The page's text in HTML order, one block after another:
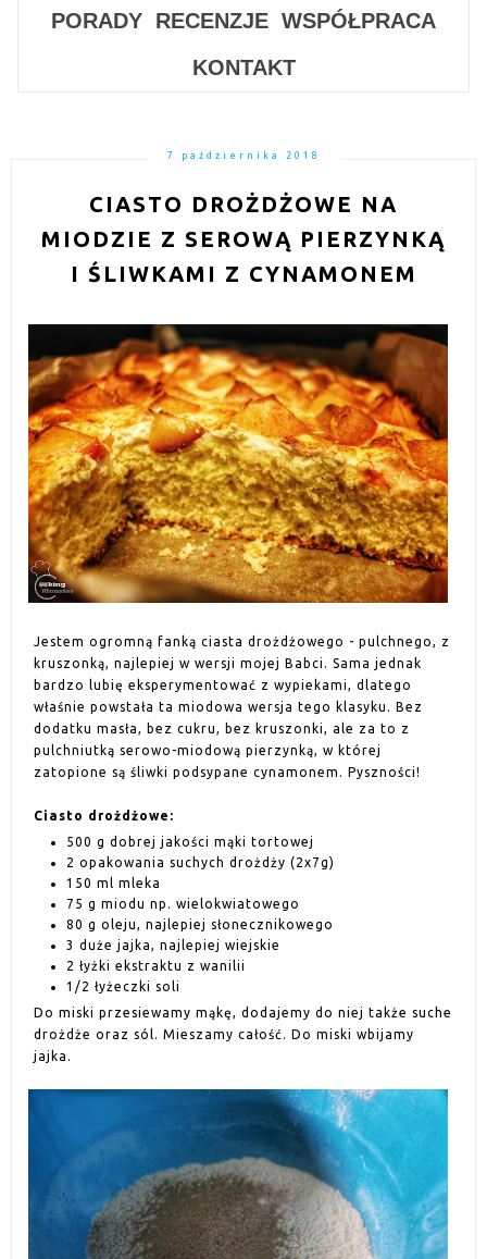
PORADY RECENZJE WSPÓŁPRACA
KONTAKT
7 października 2018
CIASTO DROŻDŻOWE NA
MIODZIE Z SEROWĄ PIERZYNKĄ
I ŚLIWKAMI Z CYNAMONEM
Jestem ogromną fanką ciasta drożdżowego - pulchnego, z
kruszonką, najlepiej w wersji mojej Babci. Sama jednak
bardzo lubię eksperymentować z wypiekami, dlatego
właśnie powstała ta miodowa wersja tego klasyku. Bez
dodatku masła, bez cukru, bez kruszonki, ale za to z
pulchniutką serowo-miodową pierzynką, w której
zatopione są śliwki podsypane cynamonem. Pyszności!
Ciasto drożdżowe:
500 g dobrej jakości mąki tortowej
2 opakowania suchych drożdży (2x7g)
150 ml mleka
75 g miodu np. wielokwiatowego
80 g oleju, najlepiej słonecznikowego
3 duże jajka, najlepiej wiejskie
2 łyżki ekstraktu z wanilii
1/2 łyżeczki soli
Do miski przesiewamy mąkę, dodajemy do niej także suche
drożdże oraz sól. Mieszamy całość. Do miski wbijamy
jajka.